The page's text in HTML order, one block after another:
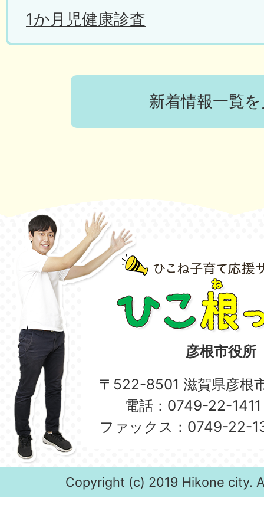
1か月児健康診査
令和9年度鳥居本学園（小中一
学生募集
2026年06月05日
きらきらひろば（地域子育て支
新着情報一覧
彦根市役所
〒522-8501 滋賀県彦根
電話：0749-22-1411
ファックス：0749-22-
Copyright (c) 2019 Hikone city.